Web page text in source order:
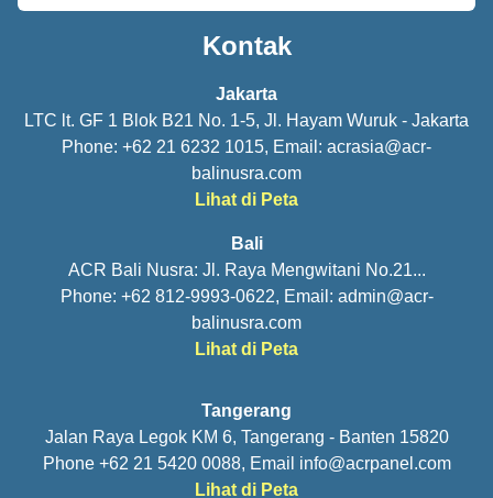
Kontak
Jakarta
LTC lt. GF 1 Blok B21 No. 1-5, Jl. Hayam Wuruk - Jakarta
Phone: +62 21 6232 1015, Email: acrasia@acr-
balinusra.com
Lihat di Peta
Bali
ACR Bali Nusra: Jl. Raya Mengwitani No.21...
Phone: +62 812-9993-0622, Email: admin@acr-
balinusra.com
Lihat di Peta
Tangerang
Jalan Raya Legok KM 6, Tangerang - Banten 15820
Phone +62 21 5420 0088, Email info@acrpanel.com
Lihat di Peta